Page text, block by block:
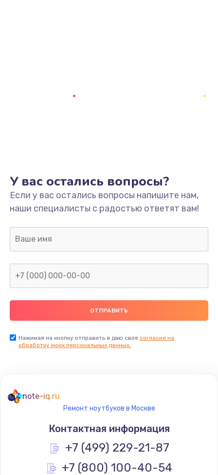
У вас остались вопросы?
Если у вас остались вопросы напишите нам,
наши специалисты с радостью ответят вам!
Нажимая на кнопку отправить я даю свое согласие на
обработку моих персональных данных.
note-iq.ru
Ремонт ноутбуков в Москве
Контактная информация
+7 (499) 229-21-87
+7 (800) 100-40-54